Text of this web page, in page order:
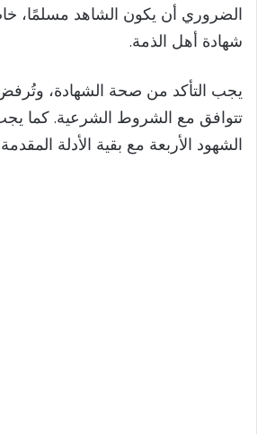
الضروري أن يكون الشاهد مسلمًا،
شهادة أهل الذمة.
يجب التأكد من صحة الشهادة، وتُرفض
تتوافق مع الشروط الشرعية. كما
الشهود الأربعة مع بقية الأدلة